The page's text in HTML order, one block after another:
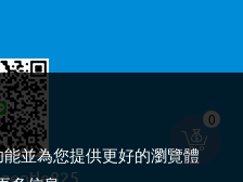
並為您提供更好的瀏覽體
0